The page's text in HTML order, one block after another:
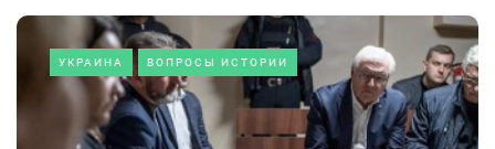
УКРАИНА ВОПРОСЫ ИСТОРИИ